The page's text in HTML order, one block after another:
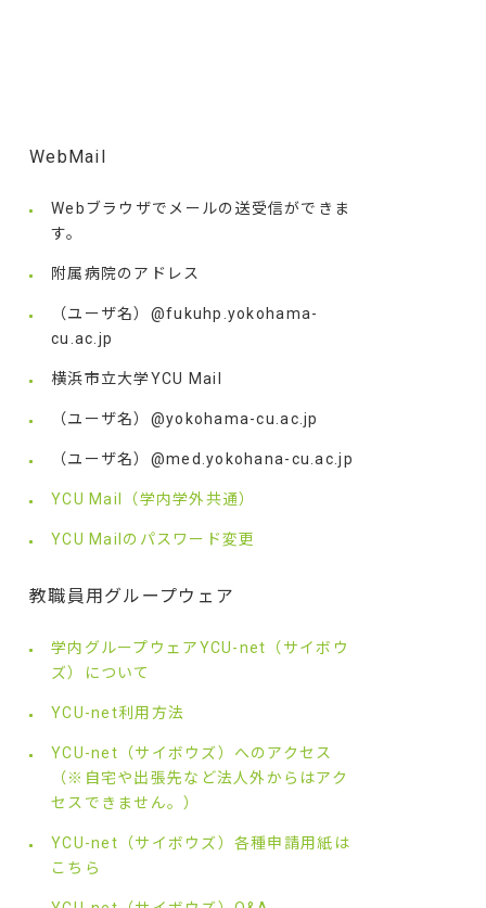
WebMail
Webブラウザでメールの送受信ができま
す。
附属病院のアドレス
（ユーザ名）@fukuhp.yokohama-
cu.ac.jp
横浜市立大学YCU Mail
（ユーザ名）@yokohama-cu.ac.jp
（ユーザ名）@med.yokohana-cu.ac.jp
YCU Mail（学内学外共通）
YCU Mailのパスワード変更
教職員用グループウェア
学内グループウェアYCU-net（サイボウ
ズ）について
YCU-net利用方法
YCU-net（サイボウズ）へのアクセス
（※自宅や出張先など法人外からはアク
セスできません。）
YCU-net（サイボウズ）各種申請用紙は
こちら